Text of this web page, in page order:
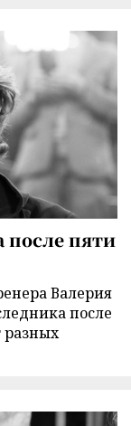
после пяти
Валерия
после
разных